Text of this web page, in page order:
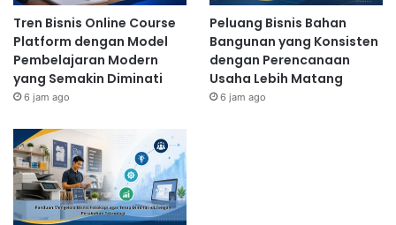
Tren Bisnis Online Course
Platform dengan Model
Pembelajaran Modern
yang Semakin Diminati
6 jam ago
Peluang Bisnis Bahan
Bangunan yang Konsisten
dengan Perencanaan
Usaha Lebih Matang
6 jam ago